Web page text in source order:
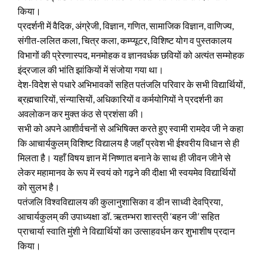
किया।
प्रदर्शनी में वैदिक, अंग्रेजी, विज्ञान, गणित, सामाजिक विज्ञान, वाणिज्य,
संगीत-ललित कला, चित्र कला, कम्प्यूटर, विशिष्ट योग व पुस्तकालय
विभागों की प्रेरणास्पद, मनमोहक व ज्ञानवर्धक छवियों को अत्यंत सम्मोहक
इंद्रजाल की भांति झांकियों में संजोया गया था।
देश-विदेश से पधारे अभिभावकों सहित पतंजलि परिवार के सभी विद्यार्थियों,
ब्रह्मचारियों, संन्यासियों, अधिकारियों व कर्मयोगियों ने प्रदर्शनी का
अवलाेकन कर मुक्त कंठ से प्रशंसा की।
सभी को अपने आशीर्वचनों से अभिषिक्त करते हुए स्वामी रामदेव जी ने कहा
कि आचार्यकुलम् विशिष्ट विद्यालय है जहाँ प्रवेश भी ईश्वरीय विधान से ही
मिलता है। यहाँ विषय ज्ञान में निष्णात बनाने के साथ ही जीवन जीने से
लेकर महामानव के रूप में स्वयं को गढ़ने की दीक्षा भी स्वयमेव विद्यार्थियों
को सुलभ है।
पतंजलि विश्वविद्यालय की कुलानुशासिका व डीन साध्वी देवप्रिया,
आचार्यकुलम् की उपाध्यक्षा डॉ. ऋतम्भरा शास्त्री ‘बहन जी’ सहित
प्राचार्या स्वाति मुंशी ने विद्यार्थियों का उत्साहवर्धन कर शुभाशीष प्रदान
किया।